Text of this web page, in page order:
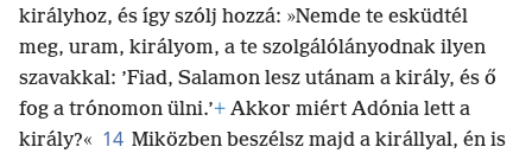
királyhoz, és így szólj hozzá: »Nemde te esküdtél
meg, uram, királyom, a te szolgálólányodnak ilyen
szavakkal: ’Fiad, Salamon lesz utánam a király, és ő
fog a trónomon ülni.’+ Akkor miért Adónia lett a
király?« 14 Miközben beszélsz majd a királlyal, én is